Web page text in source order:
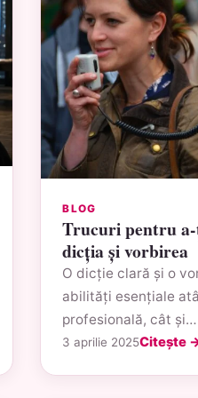
BLOG
Trucuri pentru
dicția și vorbirea
O dicție clară și o
abilități esențiale
profesională, cât și…
3 aprilie 2025Citește